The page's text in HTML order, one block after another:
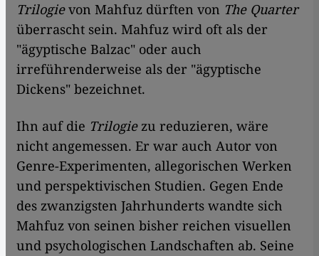
Trilogievon Mahfuz dürften von The Quarter
überrascht sein. Mahfuz wird oft als der
"ägyptische Balzac" oder auch
irreführenderweise als der "ägyptische
Dickens" bezeichnet.
Ihn auf die Trilogiezu reduzieren, wäre
nicht angemessen. Er war auch Autor von
Genre-Experimenten, allegorischen Werken
und perspektivischen Studien. Gegen Ende
des zwanzigsten Jahrhunderts wandte sich
Mahfuz von seinen bisher reichen visuellen
und psychologischen Landschaften ab. Seine